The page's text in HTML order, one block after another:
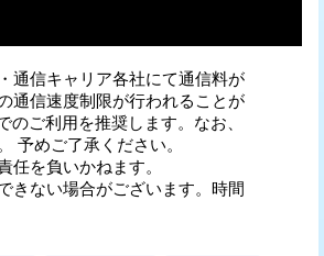
通信キャリア各社にて通信料が
通信速度制限が行われることが
ご利用を推奨します。なお、
予めご了承ください。
を負いかねます。
きない場合がございます。時間